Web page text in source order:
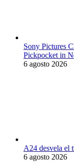
Sony Pictures
Pickpocket in
6 agosto 2026
A24 desvela el
6 agosto 2026